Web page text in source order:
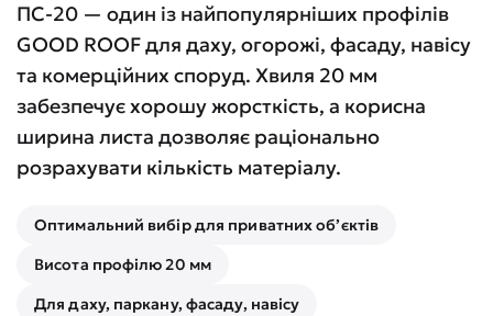
ПС-20 — один із найпопулярніших профілів
GOOD ROOF для даху, огорожі, фасаду, навісу
та комерційних споруд. Хвиля 20 мм
забезпечує хорошу жорсткість, а корисна
ширина листа дозволяє раціонально
розрахувати кількість матеріалу.
Оптимальний вибір для приватних об’єктів
Висота профілю 20 мм
Для даху, паркану, фасаду, навісу